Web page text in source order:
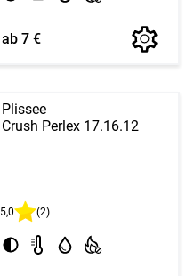
ab 7 €
Plissee
Crush Perlex 17.16.12
5,0 (2)